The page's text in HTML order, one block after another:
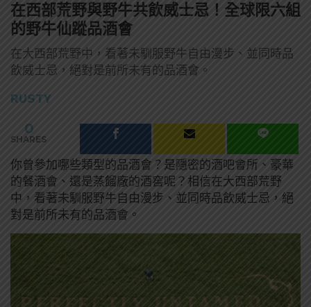
在西部荒野與野牛共飲威士忌！全球限六組
的野牛仙蹤品酒會
在大西部荒野中，看著未馴服野牛自由漫步、並同時品
飲威士忌，絕對是前所未有的品酒會。
RUSTY
0
SHARES
你曾參加哪些類型的品酒會？是隱密的酒吧會所、豪華
的餐酒會、還是蒸餾廠的酒窖呢？相信在大西部荒野
中，看著未馴服野牛自由漫步、並同時品飲威士忌，絕
對是前所未有的品酒會。